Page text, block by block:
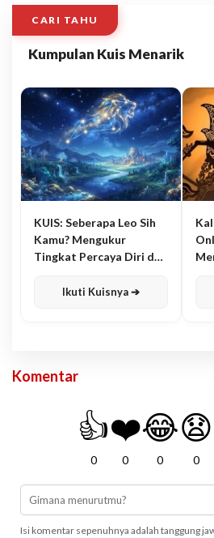
CARI TAHU
Kumpulan Kuis Menarik
KUIS: Seberapa Leo Sih
Kamu? Mengukur
Tingkat Percaya Diri dan
Ikuti Kuisnya ➔
Komentar
👍
0
❤️
0
😂
0
😧
0
Isi komentar sepenuhnya adalah tanggung